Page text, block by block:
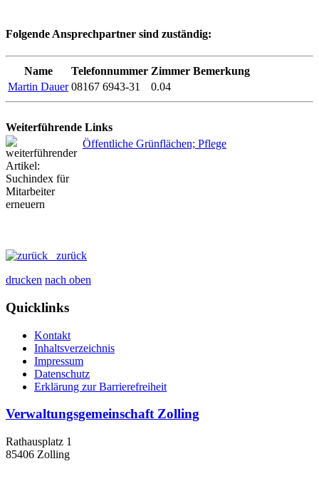
Folgende Ansprechpartner sind zuständig:
Name Telefonnummer Zimmer Bemerkung
Martin Dauer 08167 6943-31 0.04
Weiterführende Links
Öffentliche Grünflächen; Pflege
zurück
drucken nach oben
Quicklinks
Kontakt
Inhaltsverzeichnis
Impressum
Datenschutz
Erklärung zur Barrierefreiheit
Verwaltungsgemeinschaft Zolling
Rathausplatz 1
85406 Zolling